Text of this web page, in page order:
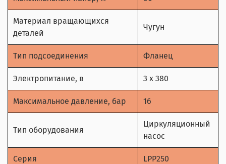
Материал вращающихся
деталей
Чугун
Тип подсоединения Фланец
Электропитание, в 3 х 380
Максимальное давление, бар 16
Тип оборудования
Циркуляционный
насос
Серия LPP250